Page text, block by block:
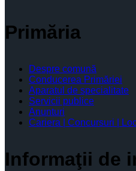
Primăria
Despre comună
Conducerea Primăriei
Aparatul de specialitate
Servicii publice
Anunturi
Cariera | Concursuri |
Informaţii de